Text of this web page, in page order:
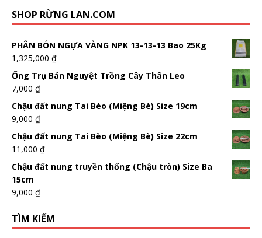
SHOP RỪNG LAN.COM
PHÂN BÓN NGỰA VÀNG NPK 13-13-13 Bao 25Kg
1,325,000 ₫
Ống Trụ Bán Nguyệt Trồng Cây Thân Leo
7,000 ₫
Chậu đất nung Tai Bèo (Miệng Bè) Size 19cm
9,000 ₫
Chậu đất nung Tai Bèo (Miệng Bè) Size 22cm
11,000 ₫
Chậu đất nung truyền thống (Chậu tròn) Size Ba
15cm
9,000 ₫
TÌM KIẾM